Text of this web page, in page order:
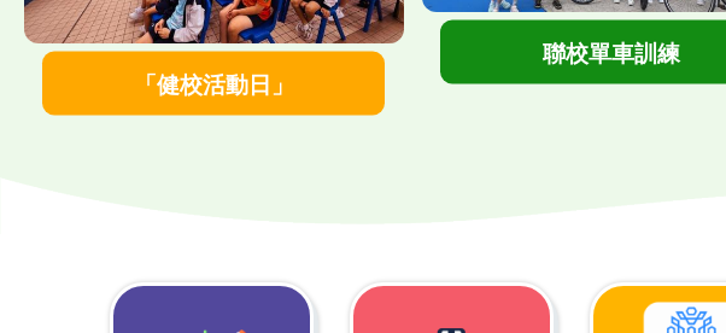
「健校活動日」
聯校單車訓練